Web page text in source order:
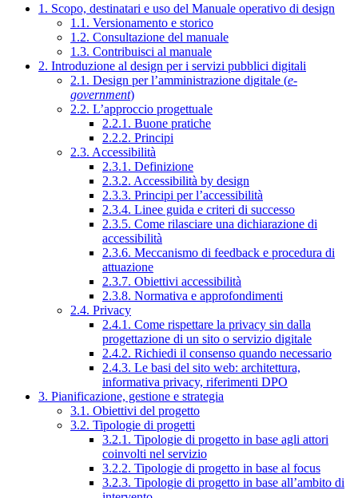
1. Scopo, destinatari e uso del Manuale operativo di design
1.1. Versionamento e storico
1.2. Consultazione del manuale
1.3. Contribuisci al manuale
2. Introduzione al design per i servizi pubblici digitali
2.1. Design per l’amministrazione digitale (e-
government)
2.2. L’approccio progettuale
2.2.1. Buone pratiche
2.2.2. Principi
2.3. Accessibilità
2.3.1. Definizione
2.3.2. Accessibilità by design
2.3.3. Principi per l’accessibilità
2.3.4. Linee guida e criteri di successo
2.3.5. Come rilasciare una dichiarazione di
accessibilità
2.3.6. Meccanismo di feedback e procedura di
attuazione
2.3.7. Obiettivi accessibilità
2.3.8. Normativa e approfondimenti
2.4. Privacy
2.4.1. Come rispettare la privacy sin dalla
progettazione di un sito o servizio digitale
2.4.2. Richiedi il consenso quando necessario
2.4.3. Le basi del sito web: architettura,
informativa privacy, riferimenti DPO
3. Pianificazione, gestione e strategia
3.1. Obiettivi del progetto
3.2. Tipologie di progetti
3.2.1. Tipologie di progetto in base agli attori
coinvolti nel servizio
3.2.2. Tipologie di progetto in base al focus
3.2.3. Tipologie di progetto in base all’ambito di